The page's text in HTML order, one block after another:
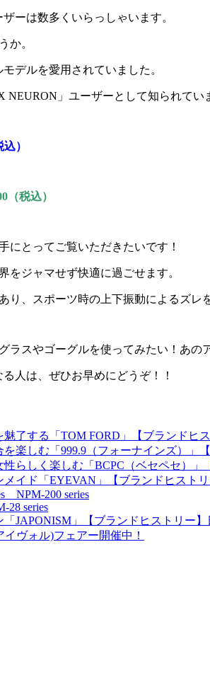
ーは数多くいらっしゃいます。
か。
デルを愛用されていました。
」ユーザーとして知られてい
）
税込）
にとってご覧いただきたいです！
をジャマせず快適に過ごせます。
、スポーツ時の上下振動によるズ
スやゴーグルを使ってみたい！あ
人は、ぜひお早めにどうぞ！！
【ブランドヒ
【ブランドヒスト
NPM-200 series
28 series
【ブランドヒストリー
イヴォル)フェアー開催中！